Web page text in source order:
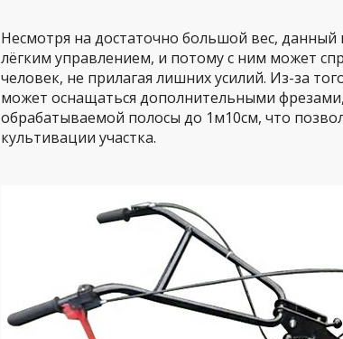
Несмотря на достаточно большой вес,
лёгким управлением, и потому с ним может
человек, не прилагая лишних усилий. Из-за
может оснащаться дополнительными
обрабатываемой полосы до 1м10см, что
культивации участка.